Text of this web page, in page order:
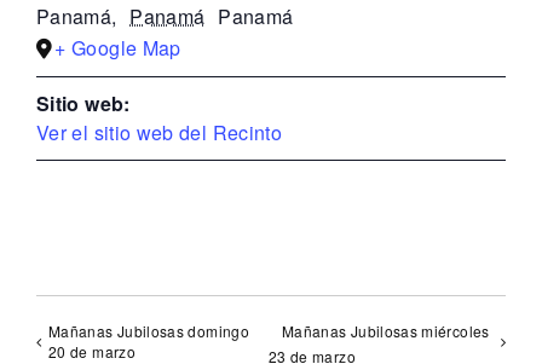
Panamá, Panamá Panamá
+ Google Map
Sitio web:
Ver el sitio web del Recinto
Mañanas Jubilosas domingo
20 de marzo
Mañanas Jubilosas miércoles
23 de marzo